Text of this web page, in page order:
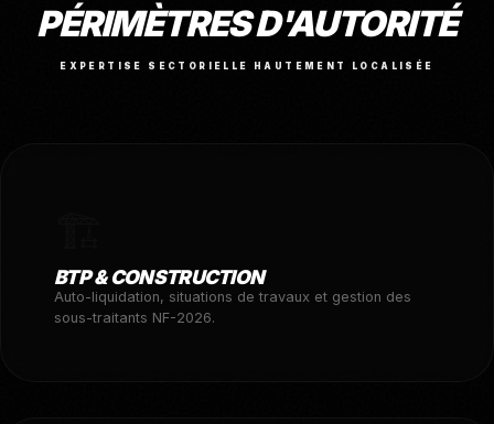
PÉRIMÈTRES D'AUTORITÉ
EXPERTISE SECTORIELLE HAUTEMENT LOCALISÉE
BTP & CONSTRUCTION
Auto-liquidation, situations de travaux et gestion des
sous-traitants NF-2026.